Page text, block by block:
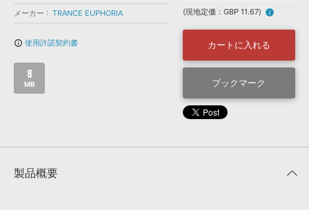
BGM »
次世代型 ボーカル・エディタ
APS 映像のBGM・セリフを音声分離
メーカー
TRANCE EUPHORIA
info_outline 使用許諾契約書
8
MB
(現地定価：GBP 11.67) info
カートに入れる
ブックマーク
製品概要